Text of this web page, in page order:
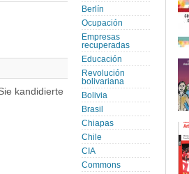
kandidierte
Berlín
Ocupación
Empresas
recuperadas
Educación
Revolución
bolivariana
Bolivia
Brasil
Chiapas
Chile
CIA
Commons